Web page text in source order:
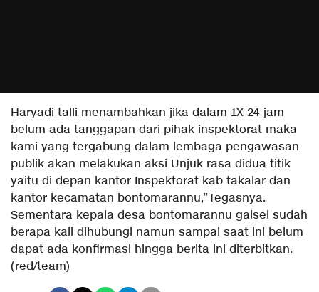
Haryadi talli menambahkan jika dalam 1X 24 jam
belum ada tanggapan dari pihak inspektorat maka
kami yang tergabung dalam lembaga pengawasan
publik akan melakukan aksi Unjuk rasa didua titik
yaitu di depan kantor Inspektorat kab takalar dan
kantor kecamatan bontomarannu,”Tegasnya.
Sementara kepala desa bontomarannu galsel sudah
berapa kali dihubungi namun sampai saat ini belum
dapat ada konfirmasi hingga berita ini diterbitkan.
(red/team)